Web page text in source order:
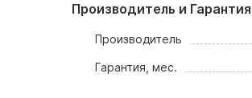
Производитель и Гарантия
Производитель
Гарантия, мес.